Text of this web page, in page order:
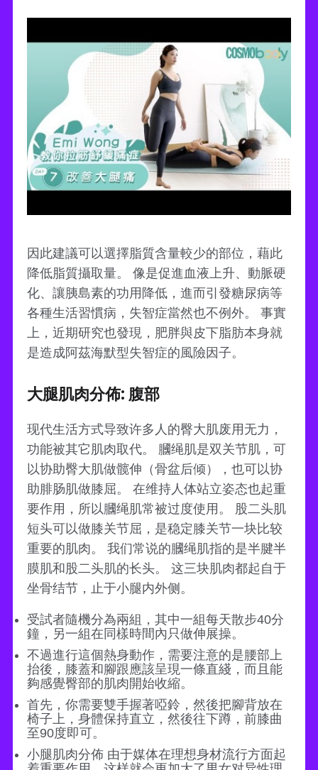
因此建議可以選擇脂質含量較少的部位，藉此
降低脂質攝取量。 像是促進血液上升、動脈硬
化、讓胰島素的功用降低，進而引發糖尿病等
各種生活習慣病，失智症當然也不例外。 事實
上，近期研究也發現，肥胖與皮下脂肪本身就
是造成阿茲海默型失智症的風險因子。
大腿肌肉分佈: 腹部
现代生活方式导致许多人的臀大肌废用无力，
功能被其它肌肉取代。 膕绳肌是双关节肌，可
以协助臀大肌做髋伸（骨盆后倾），也可以协
助腓肠肌做膝屈。 在维持人体站立姿态也起重
要作用，所以膕绳肌常被过度使用。 股二头肌
短头可以做膝关节屈，是稳定膝关节一块比较
重要的肌肉。 我们常说的膕绳肌指的是半腱半
膜肌和股二头肌的长头。 这三块肌肉都起自于
坐骨结节，止于小腿内外侧。
受試者隨機分為兩組，其中一組每天散步40分
鐘，另一組在同樣時間內只做伸展操。
不過進行這個熱身動作，需要注意的是腰部上
抬後，膝蓋和腳跟應該呈現一條直綫，而且能
夠感覺臀部的肌肉開始收縮。
首先，你需要雙手握著啞鈴，然後把腳背放在
椅子上，身體保持直立，然後往下蹲，前膝曲
至90度即可。
小腿肌肉分佈 由于媒体在理想身材流行方面起